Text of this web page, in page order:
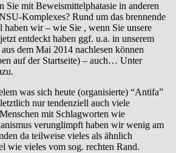
Sie mit Beweismittelphatasie in anderen
Komplexes? Rund um das brennende
haben wir – wie Sie , wenn Sie unsere
entdeckt haben ggf. u.a. in unserem
dem Mai 2014 nachlesen können
auf der Startseite) – auch… Unter
was sich heute (organisierte) “Antifa”
nur tendenziell auch viele
mit Schlagworten wie
verunglimpft haben wir wenig am
da teilweise vieles als ähnlich
wie vieles vom sog. rechten Rand.